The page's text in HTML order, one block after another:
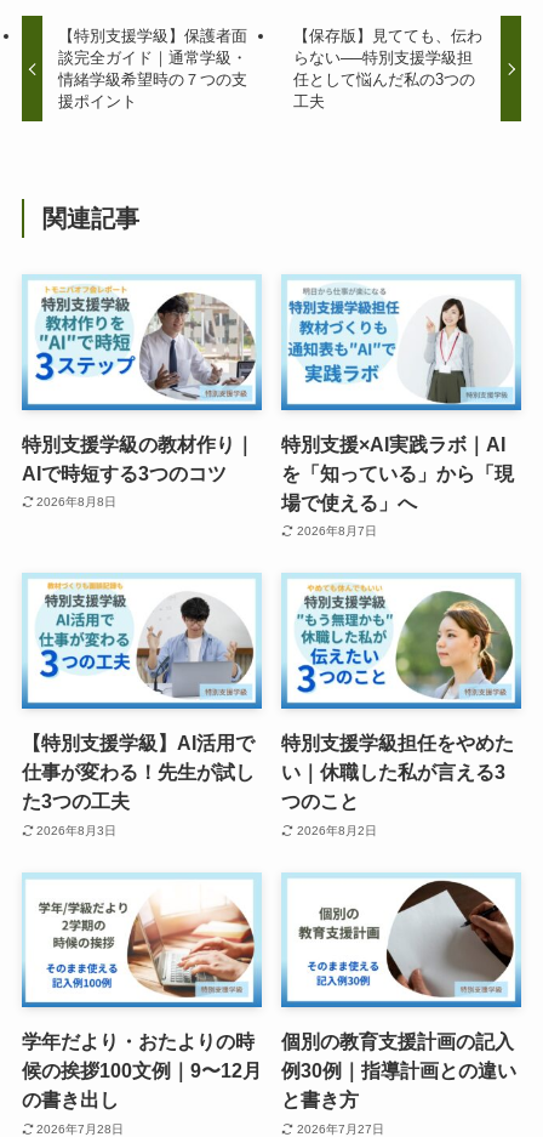
【特別支援学級】保護者面
談完全ガイド｜通常学級・
情緒学級希望時の７つの支
援ポイント
【保存版】見てても、伝わ
らない──特別支援学級担
任として悩んだ私の3つの
工夫
関連記事
特別支援学級の教材作り｜
AIで時短する3つのコツ
2026年8月8日
特別支援×AI実践ラボ｜AI
を「知っている」から「現
場で使える」へ
2026年8月7日
【特別支援学級】AI活用で
仕事が変わる！先生が試し
た3つの工夫
2026年8月3日
特別支援学級担任をやめた
い｜休職した私が言える3
つのこと
2026年8月2日
学年だより・おたよりの時
候の挨拶100文例｜9〜12月
の書き出し
2026年7月28日
個別の教育支援計画の記入
例30例｜指導計画との違い
と書き方
2026年7月27日